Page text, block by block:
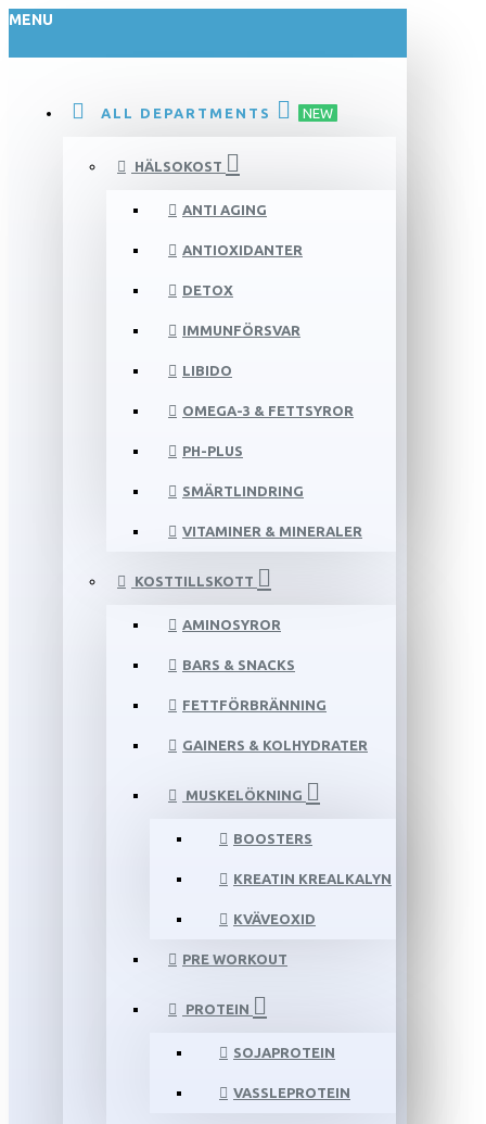
MENU
ALL DEPARTMENTS NEW
HÄLSOKOST
ANTI AGING
ANTIOXIDANTER
DETOX
IMMUNFÖRSVAR
LIBIDO
OMEGA-3 & FETTSYROR
PH-PLUS
SMÄRTLINDRING
VITAMINER & MINERALER
KOSTTILLSKOTT
AMINOSYROR
BARS & SNACKS
FETTFÖRBRÄNNING
GAINERS & KOLHYDRATER
MUSKELÖKNING
BOOSTERS
KREATIN KREALKALYN
KVÄVEOXID
PRE WORKOUT
PROTEIN
SOJAPROTEIN
VASSLEPROTEIN